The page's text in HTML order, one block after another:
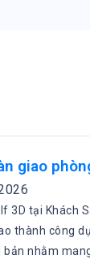
giao
3D tại Khách
thành công
nhằm